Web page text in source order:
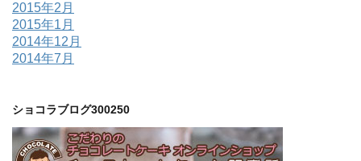
2015年2月
2015年1月
2014年12月
2014年7月
ショコラブログ300250